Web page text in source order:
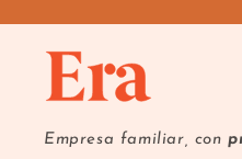
Empresa familiar, con